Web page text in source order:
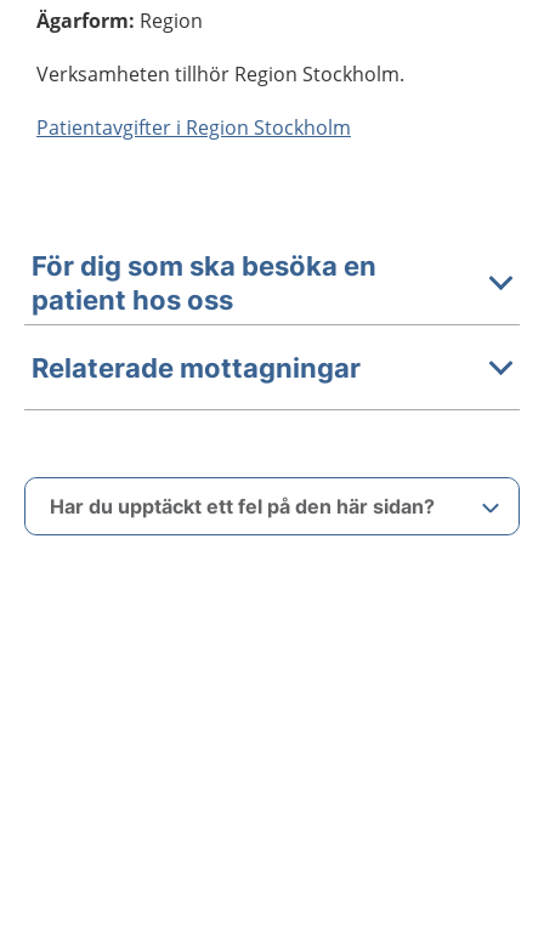
Ägarform: Region
Verksamheten tillhör Region Stockholm.
Patientavgifter i Region Stockholm
För dig som ska besöka en
patient hos oss
Relaterade mottagningar
Har du upptäckt ett fel på den här sidan?